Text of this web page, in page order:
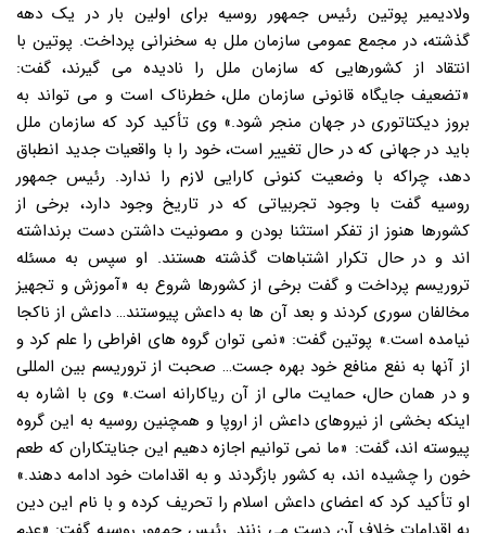
ولادیمیر پوتین رئیس جمهور روسیه برای اولین بار در یک دهه
گذشته، در مجمع عمومی سازمان ملل به سخنرانی پرداخت. پوتین با
انتقاد از کشورهایی که سازمان ملل را نادیده می گیرند، گفت:
«تضعیف جایگاه قانونی سازمان ملل، خطرناک است و می تواند به
بروز دیکتاتوری در جهان منجر شود.» وی تأکید کرد که سازمان ملل
باید در جهانی که در حال تغییر است، خود را با واقعیات جدید انطباق
دهد، چراکه با وضعیت کنونی کارایی لازم را ندارد. رئیس جمهور
روسیه گفت با وجود تجربیاتی که در تاریخ وجود دارد، برخی از
کشورها هنوز از تفکر استثنا بودن و مصونیت داشتن دست برنداشته
اند و در حال تکرار اشتباهات گذشته هستند. او سپس به مسئله
تروریسم پرداخت و گفت برخی از کشورها شروع به «آموزش و تجهیز
مخالفان سوری کردند و بعد آن ها به داعش پیوستند… داعش از ناکجا
نیامده است.» پوتین گفت: «نمی توان گروه های افراطی را علم کرد و
از آنها به نفع منافع خود بهره جست… صحبت از تروریسم بین المللی
و در همان حال، حمایت مالی از آن ریاکارانه است.» وی با اشاره به
اینکه بخشی از نیروهای داعش از اروپا و همچنین روسیه به این گروه
پیوسته اند، گفت: «ما نمی توانیم اجازه دهیم این جنایتکاران که طعم
خون را چشیده اند، به کشور بازگردند و به اقدامات خود ادامه دهند.»
او تأکید کرد که اعضای داعش اسلام را تحریف کرده و با نام این دین